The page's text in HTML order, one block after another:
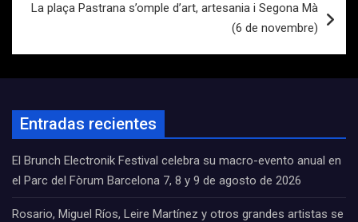
La plaça Pastrana s’omple d’art, artesania i Segona Mà
(6 de novembre)
Entradas recientes
El Brunch Electronik Festival celebra su macro-evento anual en
el Parc del Fòrum Barcelona 7, 8 y 9 de agosto de 2026
Rosario, Miguel Ríos, Leire Martínez y otros grandes artistas se